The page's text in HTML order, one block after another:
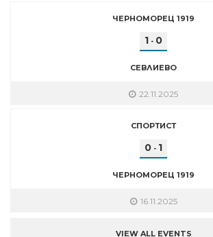
ЧЕРНОМОРЕЦ 1919
1 - 0
СЕВЛИЕВО
22.11.2025
СПОРТИСТ
0 - 1
ЧЕРНОМОРЕЦ 1919
16.11.2025
VIEW ALL EVENTS